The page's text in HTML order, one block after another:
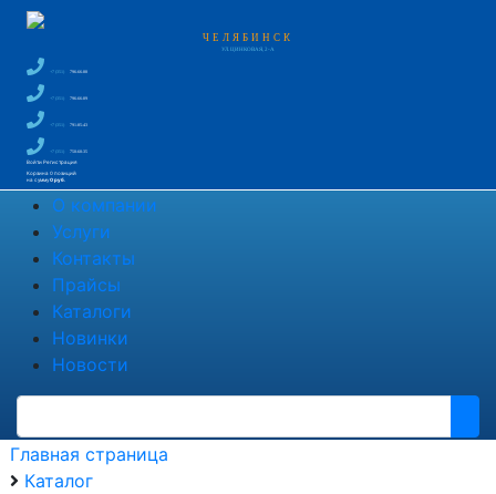
ЧЕЛЯБИНСК
УЛ. ЦИНКОВАЯ, 2-А
+7 (351) 796-66-88
+7 (351) 796-66-89
+7 (351) 791-85-43
+7 (351)
750-60-35
Войти Регистрация
Корзина0 позиций
на сумму0 руб.
О компании
Услуги
Контакты
Прайсы
Каталоги
Новинки
Новости
Главная страница
Каталог